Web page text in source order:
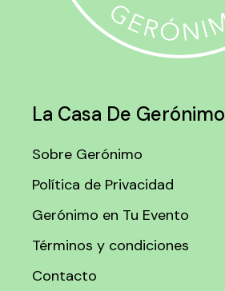
La Casa De Gerónimo
Sobre Gerónimo
Política de Privacidad
Gerónimo en Tu Evento
Términos y condiciones
Contacto